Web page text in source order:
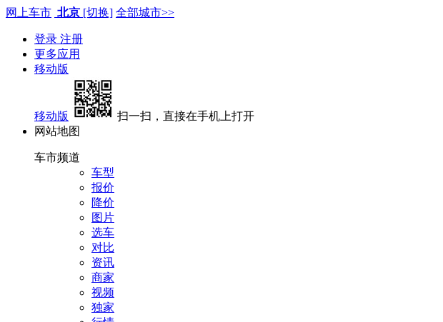
网上车市 北京 [切换] 全部城市>>
登录 注册
更多应用
移动版
移动版
扫一扫，直接在手机上打开
网站地图
车市频道
车型
报价
降价
图片
选车
对比
资讯
商家
视频
独家